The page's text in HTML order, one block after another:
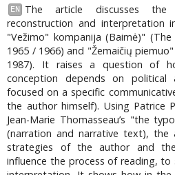
EN
The article discusses the
reconstruction and interpretation
"Vežimo" kompanija (Baimė)"
1965 / 1966) and "Žemaičių
1987). It raises a question of
conception depends on
focused on a specific
the author himself). Using Patrice
Jean-Marie Thomasseau’s "the
(narration and narrative text), the
strategies of the author and
influence the process of reading, to